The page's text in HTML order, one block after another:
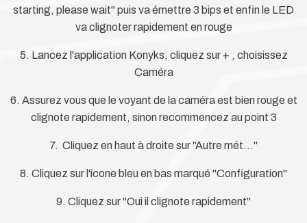
starting, please wait" puis va émettre 3 bips et enfin le LED
va clignoter rapidement en rouge
5. Lancez l'application Konyks, cliquez sur + , choisissez
Caméra
6. Assurez vous que le voyant de la caméra est bien rouge et
clignote rapidement, sinon recommencez au point 3
7. Cliquez en haut à droite sur "Autre mét..."
8. Cliquez sur l'icone bleu en bas marqué "Configuration"
9. Cliquez sur "Oui il clignote rapidement"